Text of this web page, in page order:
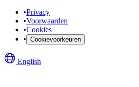
•Privacy
•Voorwaarden
•Cookies
• Cookievoorkeuren
English